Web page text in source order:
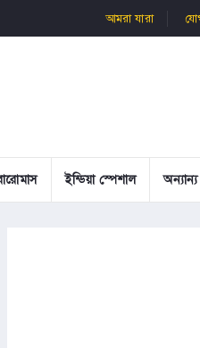
আমরা যারা
ইন্ডিয়া স্পেশাল অন্যান্য